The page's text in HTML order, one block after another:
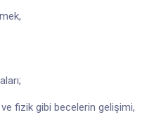
fizik gibi becelerin gelişimi,